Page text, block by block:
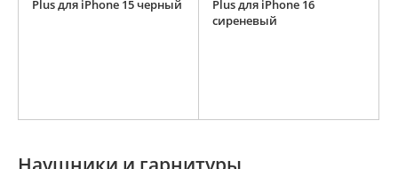
Plus для iPhone 15 черный
Plus для iPhone 16
сиреневый